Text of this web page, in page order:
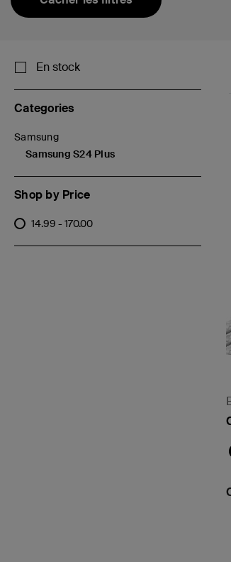
En stock
Categories
Samsung
Filtrer par Categories : Samsung
Samsung S24 Plus
sélectionné(s) Filtré par Categories
Shop by Price
14.99 - 170.00
Filtrer par Shop by Price : 14.99 - 170.00